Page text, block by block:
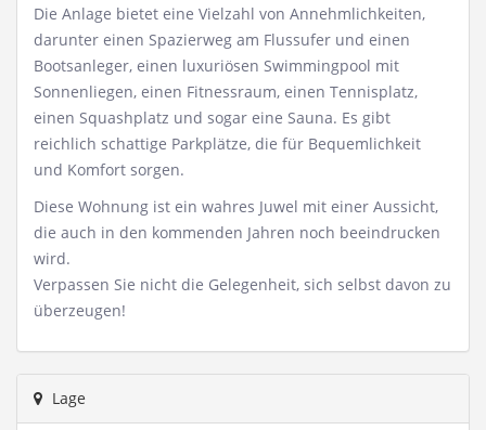
Die Anlage bietet eine Vielzahl von Annehmlichkeiten,
darunter einen Spazierweg am Flussufer und einen
Bootsanleger, einen luxuriösen Swimmingpool mit
Sonnenliegen, einen Fitnessraum, einen Tennisplatz,
einen Squashplatz und sogar eine Sauna. Es gibt
reichlich schattige Parkplätze, die für Bequemlichkeit
und Komfort sorgen.
Diese Wohnung ist ein wahres Juwel mit einer Aussicht,
die auch in den kommenden Jahren noch beeindrucken
wird.
Verpassen Sie nicht die Gelegenheit, sich selbst davon zu
überzeugen!
Lage